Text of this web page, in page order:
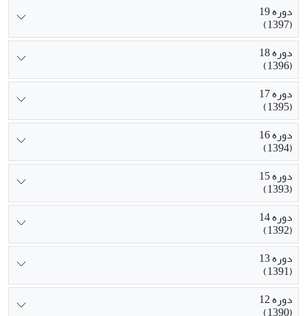
دوره 19
(1397)
دوره 18
(1396)
دوره 17
(1395)
دوره 16
(1394)
دوره 15
(1393)
دوره 14
(1392)
دوره 13
(1391)
دوره 12